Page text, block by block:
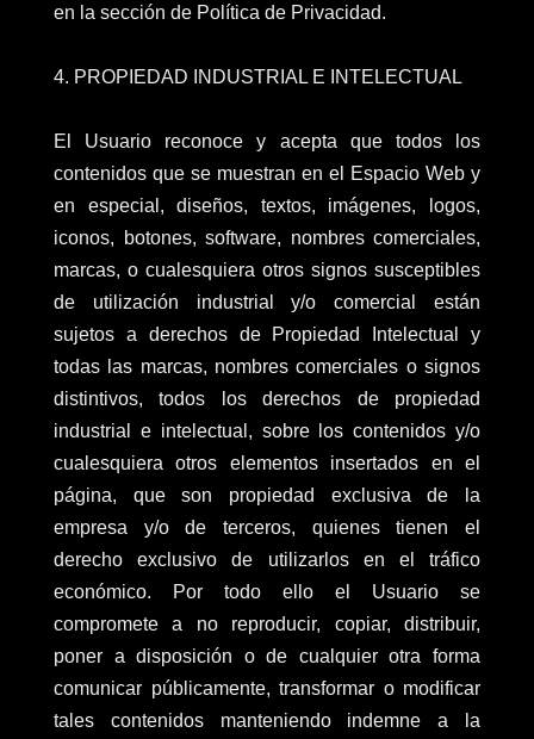
en la sección de Política de Privacidad.
4. PROPIEDAD INDUSTRIAL E INTELECTUAL
El Usuario reconoce y acepta que todos los
contenidos que se muestran en el Espacio Web y
en especial, diseños, textos, imágenes, logos,
iconos, botones, software, nombres comerciales,
marcas, o cualesquiera otros signos susceptibles
de utilización industrial y/o comercial están
sujetos a derechos de Propiedad Intelectual y
todas las marcas, nombres comerciales o signos
distintivos, todos los derechos de propiedad
industrial e intelectual, sobre los contenidos y/o
cualesquiera otros elementos insertados en el
página, que son propiedad exclusiva de la
empresa y/o de terceros, quienes tienen el
derecho exclusivo de utilizarlos en el tráfico
económico. Por todo ello el Usuario se
compromete a no reproducir, copiar, distribuir,
poner a disposición o de cualquier otra forma
comunicar públicamente, transformar o modificar
tales contenidos manteniendo indemne a la